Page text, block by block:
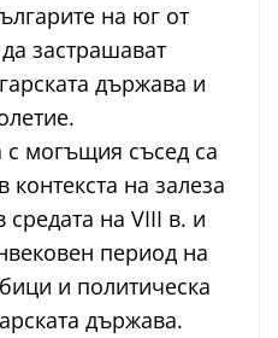
на юг от
застрашават
държава и
могъщия съсед са
на залеза
средата на VIII в. и
период на
и политическа
държава.